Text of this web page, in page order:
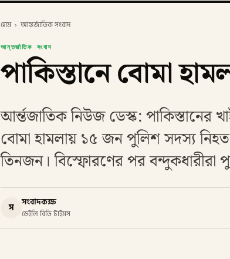
হোম › আন্তর্জাতিক সংবাদ
আন্তর্জাতিক সংবাদ
পাকিস্তানে বোমা
আর্ন্তজাতিক নিউজ ডেস্ক: পাকিস্তানের
বোমা হামলায় ১৫ জন পুলিশ সদস্য
তিনজন। বিস্ফোরণের পর
স সংবাদকক্ষ
ডেইলি বিডি টাইমস